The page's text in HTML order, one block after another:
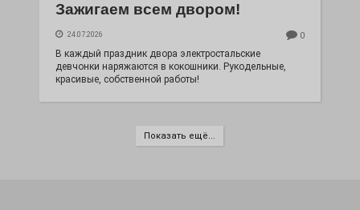
Зажигаем всем двором!
24.07.2026 0
В каждый праздник двора электростальские
девчонки наряжаются в кокошники. Рукодельные,
красивые, собственной работы!
Показать ещё...